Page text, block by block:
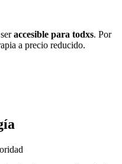
accesible para todxs. Por
a precio reducido.